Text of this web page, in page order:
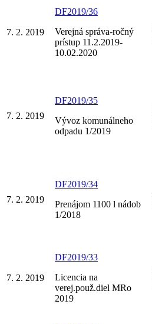
7. 2. 2019
DF2019/36
Verejná správa-ročný
prístup 11.2.2019-
10.02.2020
7. 2. 2019
DF2019/35
Vývoz komunálneho
odpadu 1/2019
7. 2. 2019
DF2019/34
Prenájom 1100 l nádob
1/2018
7. 2. 2019
DF2019/33
Licencia na
verej.použ.diel MRo
2019